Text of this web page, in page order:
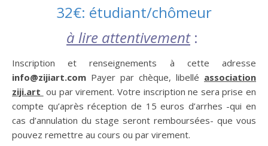
32€: étudiant/chômeur
à lire attentivement :
Inscription et renseignements à cette adresse
info@zijiart.com Payer par chèque, libellé association
ziji.art ou par virement.Votre inscription ne sera prise en
compte qu’après réception de 15 euros d’arrhes -qui en
cas d’annulation du stage seront remboursées- que vous
pouvez remettre au cours ou par virement.